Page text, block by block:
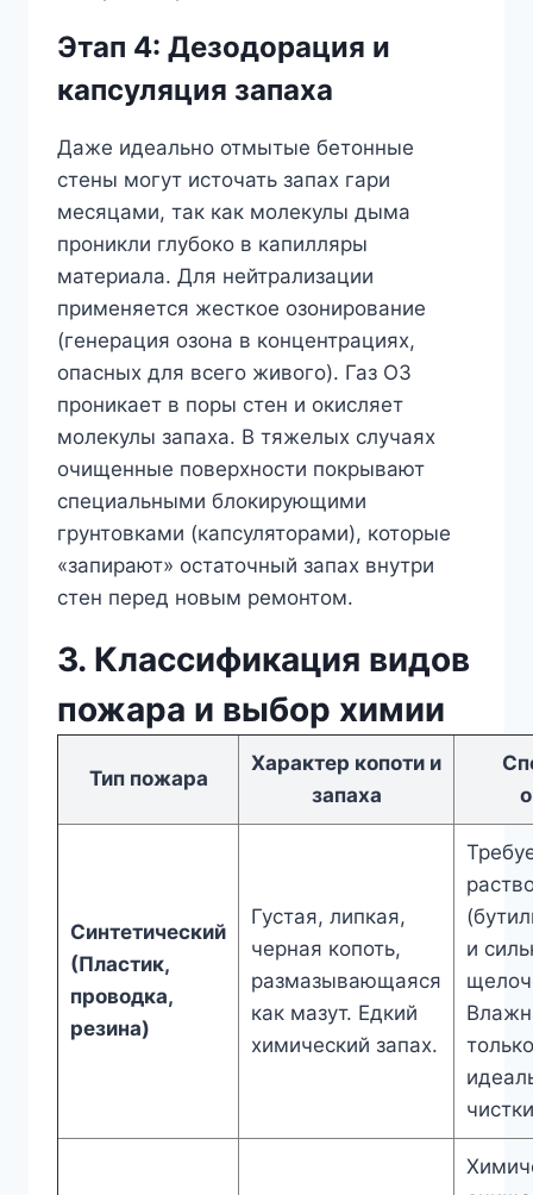
Этап 4: Дезодорация и
капсуляция запаха
Даже идеально отмытые бетонные
стены могут источать запах гари
месяцами, так как молекулы дыма
проникли глубоко в капилляры
материала. Для нейтрализации
применяется жесткое озонирование
(генерация озона в концентрациях,
опасных для всего живого). Газ O3
проникает в поры стен и окисляет
молекулы запаха. В тяжелых случаях
очищенные поверхности покрывают
специальными блокирующими
грунтовками (капсуляторами), которые
«запирают» остаточный запах внутри
стен перед новым ремонтом.
3. Классификация видов
пожара и выбор химии
Тип пожара
Характер копоти и
запаха
Синтетический
(Пластик,
проводка,
резина)
Густая, липкая,
черная копоть,
размазывающаяся
как мазут. Едкий
химический запах.
и